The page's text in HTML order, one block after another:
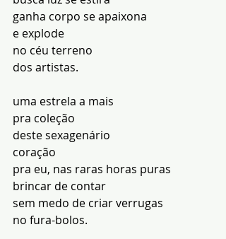
ganha corpo se apaixona
e explode
no céu terreno
dos artistas.
uma estrela a mais
pra coleção
deste sexagenário
coração
pra eu, nas raras horas puras
brincar de contar
sem medo de criar verrugas
no fura-bolos.